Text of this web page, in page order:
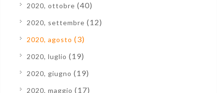
2020, ottobre (40)
2020, settembre (12)
2020, agosto (3)
2020, luglio (19)
2020, giugno (19)
2020, maggio (17)